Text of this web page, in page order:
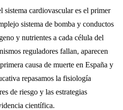
cardiovascular es el primer
sistema de bomba y conductos
y nutrientes a cada célula del
reguladores fallan, aparecen
causa de muerte en España y
repasamos la fisiología
de riesgo y las estrategias
científica.